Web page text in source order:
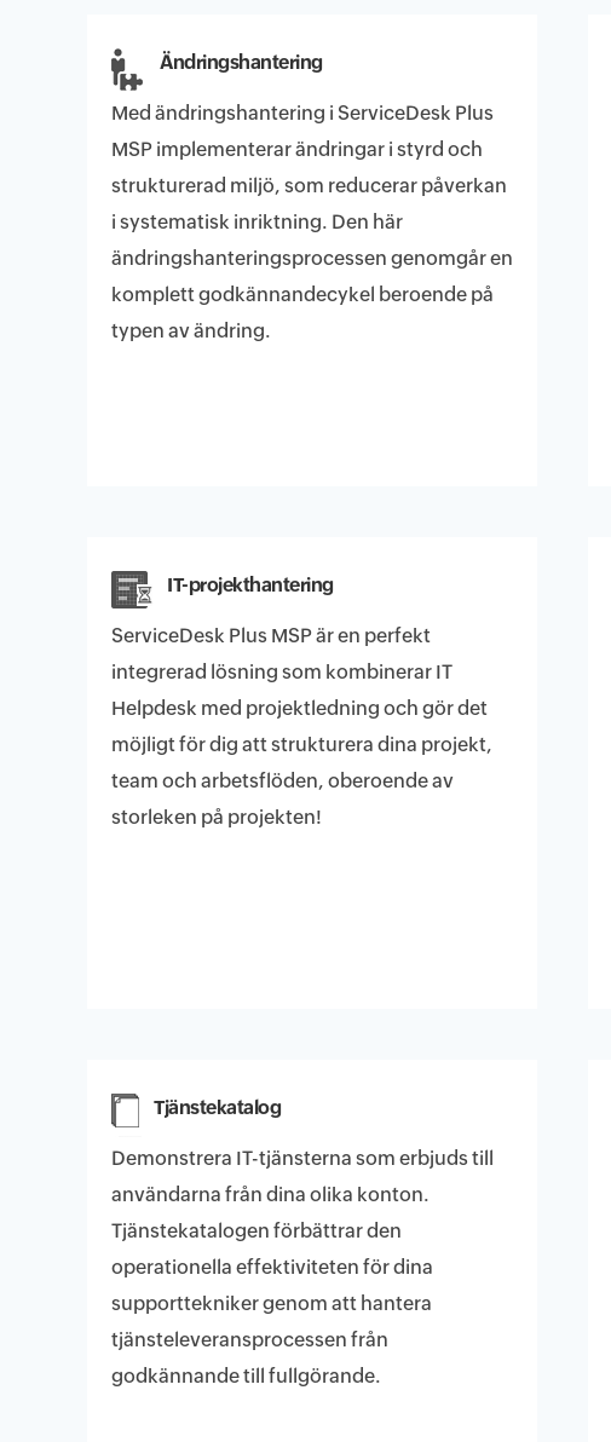
Ändringshantering
Med ändringshantering i ServiceDesk Plus
MSP implementerar ändringar i styrd och
strukturerad miljö, som reducerar påverkan
i systematisk inriktning. Den här
ändringshanteringsprocessen genomgår en
komplett godkännandecykel beroende på
typen av ändring.
IT-projekthantering
ServiceDesk Plus MSP är en perfekt
integrerad lösning som kombinerar IT
Helpdesk med projektledning och gör det
möjligt för dig att strukturera dina projekt,
team och arbetsflöden, oberoende av
storleken på projekten!
Tjänstekatalog
Demonstrera IT-tjänsterna som erbjuds till
användarna från dina olika konton.
Tjänstekatalogen förbättrar den
operationella effektiviteten för dina
supporttekniker genom att hantera
tjänsteleveransprocessen från
godkännande till fullgörande.